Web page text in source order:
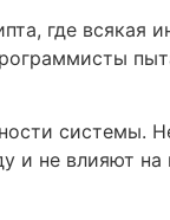
где всякая
системы.
и не влияют